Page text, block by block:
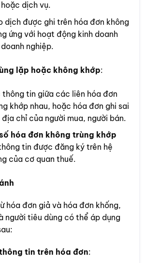
hoặc dịch vụ.
dịch được ghi trên hóa đơn không
ứng với hoạt động kinh doanh
nghiệp.
lặp hoặc không khớp:
thông tin giữa các liên hóa đơn
khớp nhau, hoặc hóa đơn ghi sai
chỉ của người mua, người bán.
hóa đơn không trùng khớp
tin được đăng ký trên hệ
của cơ quan thuế.
hóa đơn giả và hóa đơn khống,
người tiêu dùng có thể áp dụng
tin trên hóa đơn: